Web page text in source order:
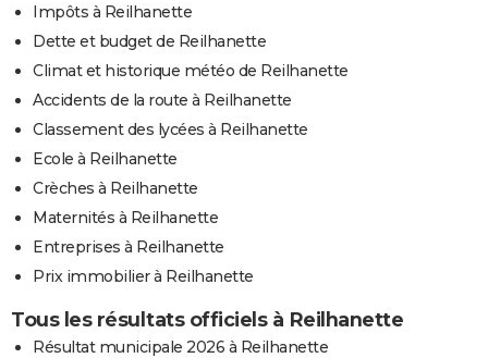
Impôts à Reilhanette
Dette et budget de Reilhanette
Climat et historique météo de Reilhanette
Accidents de la route à Reilhanette
Classement des lycées à Reilhanette
Ecole à Reilhanette
Crèches à Reilhanette
Maternités à Reilhanette
Entreprises à Reilhanette
Prix immobilier à Reilhanette
Tous les résultats officiels à Reilhanette
Résultat municipale 2026 à Reilhanette